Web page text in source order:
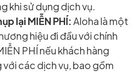
khi sử dụng dịch vụ.
lại MIỄN PHÍ: Aloha là một
hiệu đi đầu với chính
PHÍ nếu khách hàng
với các dịch vụ, bao gồm